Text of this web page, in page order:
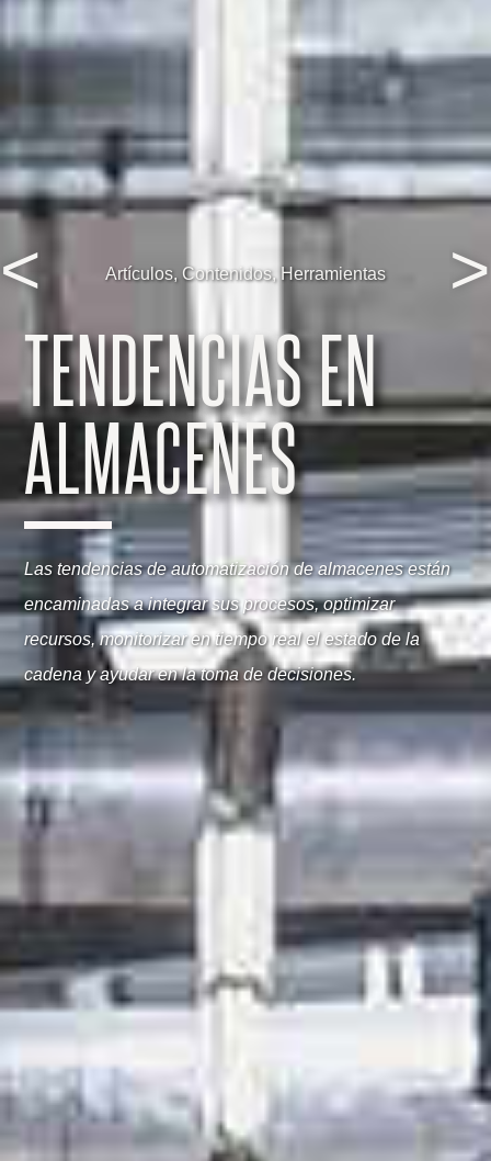
Artículos, Contenidos, Herramientas
< >
TENDENCIAS EN
ALMACENES
Las tendencias de automatización de almacenes están
encaminadas a integrar sus procesos, optimizar
recursos, monitorizar en tiempo real el estado de la
cadena y ayudar en la toma de decisiones.